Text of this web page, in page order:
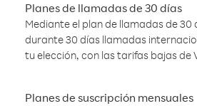
Planes de llamadas de 30 días
Mediante el plan de llamadas de 30
durante 30 días llamadas
tu elección, con las tarifas bajas de
Planes de suscripción mensuales